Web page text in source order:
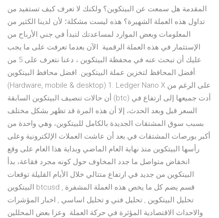
المقدمة هل سمعت عن البيتكوين؟ ولكنك لا تعرف كيف تستفيد من
تداول هذه العملة الشهيرة؟ هذه ليست مشكلة؛ لأن لدينا الكثير من
المعلومات وبعض الموارد لمساعدتك لتبدأ في جني الأرباح من
الإستثمار في هذه العملة الرقمية. الآن بعدما تعرفت على ما يجب
عليك أن تبحث عنه في محفظة البيتكوين ، دعنا نتعرف على 5 من
أفضل المحافظ لتخزين عملة البيتكوين. افضل محافظ البيتكوين:
(Hardware, mobile & desktop) 1. Ledger Nano X على الرغم من
أن حالات تنصيف البيتكوين السابقة (btc) أدت جميعها إلى ارتفاع في
السعر قبل وبعد الحدث، إلا أن هذه المرة قد تظهر بشكل مختلف
بسبب سوق المشتقات الجديدة بالكامل للبيتكوين، وهي واحدة من
أكبر بورصات المشتقات في بعد أن عاشت العملات الإلكترونية وعلى
رأسها البيتكوين منذ نهاية العام الماضي وبداية هذا العام على وقع
انخفاض متواصل ما جدد المخاوف حول كونه مجرد فقاعة، بدأ
البيتكوين من جديد في ارتفاع متتالي خلال الأيام القليلة توقعات
البيتكوين btcusd قسم يضم كل ما يخص هذه العملة المشفرة ,
تحليل البيتكوين , تحليل فني و تحليل اساسي , اخبار المؤشرات
والاحداث الاقتصادية المؤثرة في حركة العملة. وعزا بعض المحللين